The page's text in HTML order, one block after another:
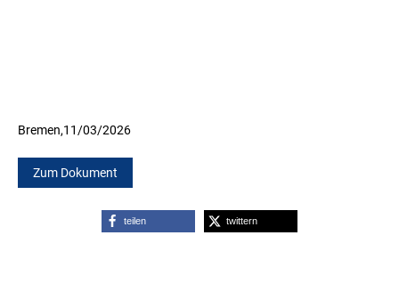
Bremen,11/03/2026
Zum Dokument
teilen twittern